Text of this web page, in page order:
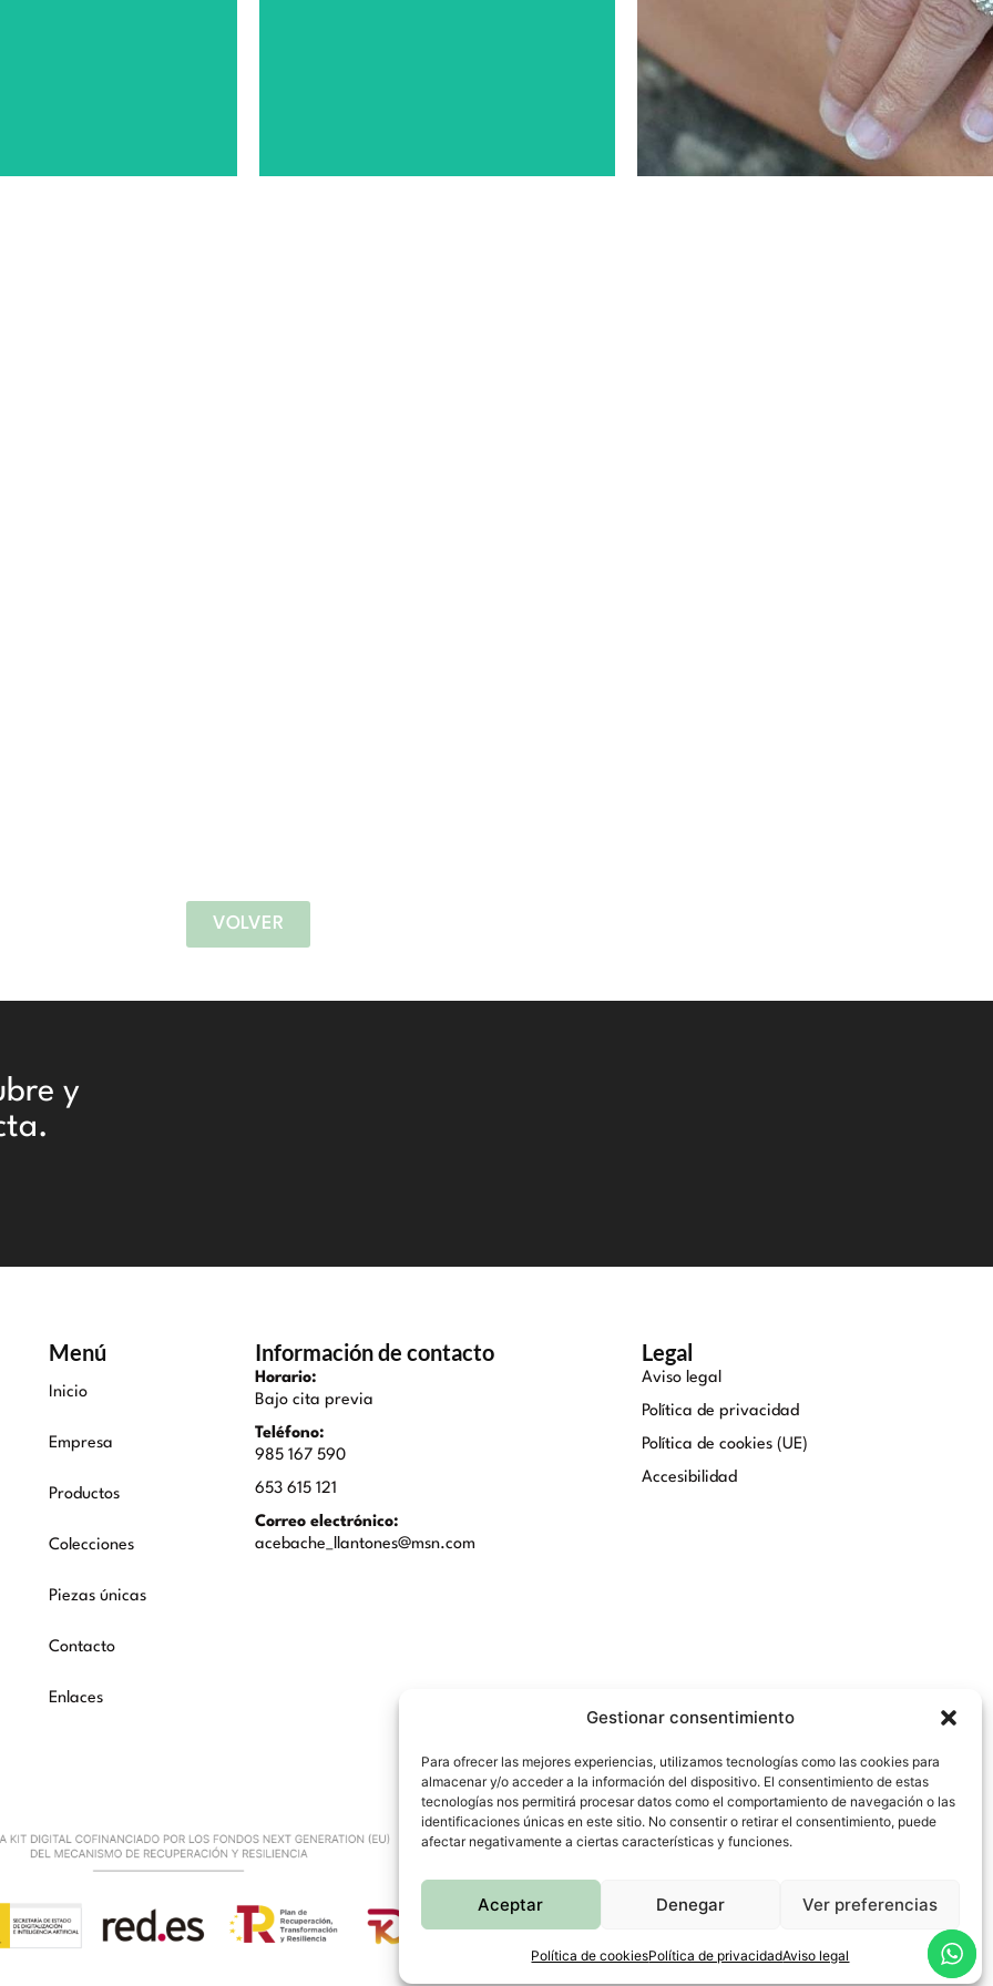
Gestionar consentimiento
Para ofrecer las mejores experiencias, utilizamos tecnologías como las cookies para
almacenar y/o acceder a la información del dispositivo. El consentimiento de estas
tecnologías nos permitirá procesar datos como el comportamiento de navegación o las
identificaciones únicas en este sitio. No consentir o retirar el consentimiento, puede
afectar negativamente a ciertas características y funciones.
Aceptar Denegar Ver preferencias
Política de cookiesPolítica de privacidadAviso legal
VOLVER
y
Menú
Inicio
Empresa
Productos
Colecciones
Piezas únicas
Contacto
Enlaces
Información de contacto
Horario:
Bajo cita previa
Teléfono:
985 167 590
653 615 121
Correo electrónico:
acebache_llantones@msn.com
Legal
Aviso legal
Política de privacidad
Política de cookies (UE)
Accesibilidad